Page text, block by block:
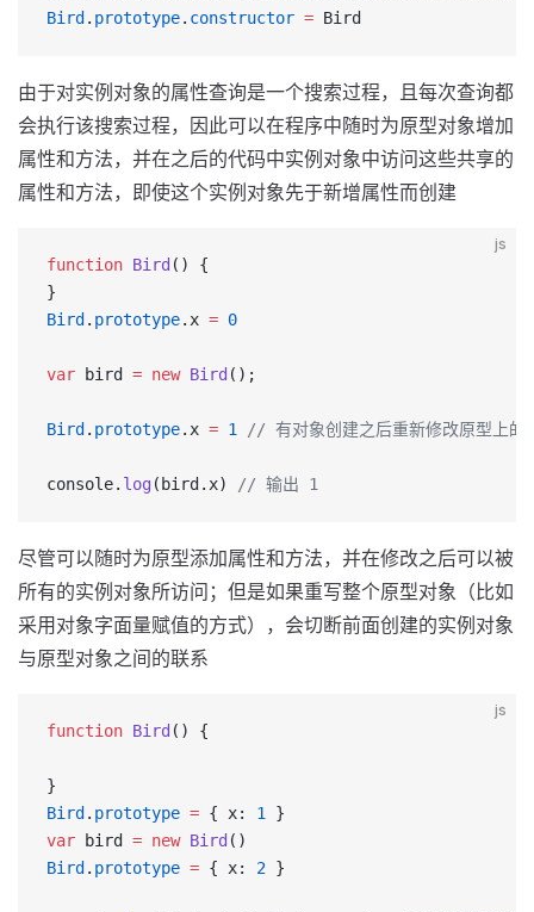
Bird . prototype. constructor = Bird
由于对实例对象的属性查询是一个搜索过程，且每次查询都
会执行该搜索过程，因此可以在程序中随时为原型对象增加
属性和方法，并在之后的代码中实例对象中访问这些共享的
属性和方法，即使这个实例对象先于新增属性而创建
js
function Bird () {
}
Bird . prototype.x = 0
var bird = new Bird ();
Bird . prototype.x = 1 // 有对象创建之后重新修改原型上的
console. log (bird.x) // 输出 1
尽管可以随时为原型添加属性和方法，并在修改之后可以被
所有的实例对象所访问；但是如果重写整个原型对象（比如
采用对象字面量赋值的方式），会切断前面创建的实例对象
与原型对象之间的联系
js
function Bird () {
}
Bird . prototype = { x: 1
}
var bird = new Bird ()
Bird . prototype = { x: 2 }